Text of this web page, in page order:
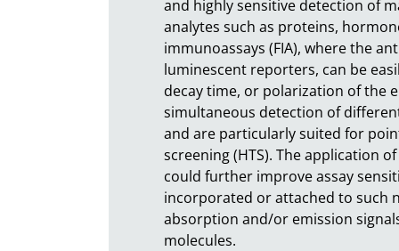
and highly sensitive detection of
analytes such as proteins,
immunoassays (FIA), where the
luminescent reporters, can be
decay time, or polarization of the
simultaneous detection of
and are particularly suited for
screening (HTS). The application
could further improve assay
incorporated or attached to such
absorption and/or emission
molecules.